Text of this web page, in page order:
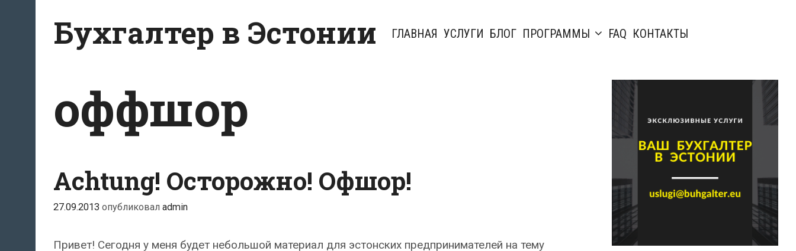
содержанию
Бухгалтер в Эстонии ГЛАВНАЯ УСЛУГИ БЛОГ ПРОГРАММЫ FAQ КОНТАКТЫ
оффшор
Achtung! Осторожно! Офшор!
27.09.2013 опубликовал admin
Привет! Сегодня у меня будет небольшой материал для эстонских предпринимателей на тему